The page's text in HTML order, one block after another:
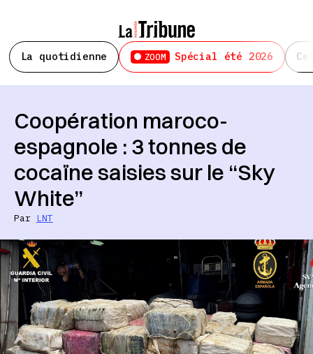
La quotidienne ZOOM Spécial été 2026
Coopération maroco-
espagnole : 3 tonnes de
cocaïne saisies sur le “Sky
White”
Par LNT